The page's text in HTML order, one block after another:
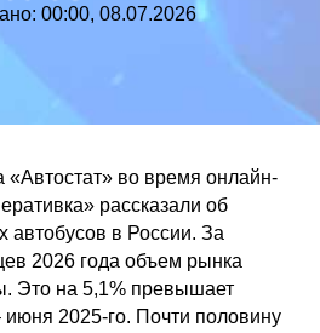
00:00, 08.07.2026
«Автостат» во время онлайн-
рассказали об
автобусов в России. За
2026 года объем рынка
Это на 5,1% превышает
июня 2025-го. Почти половину